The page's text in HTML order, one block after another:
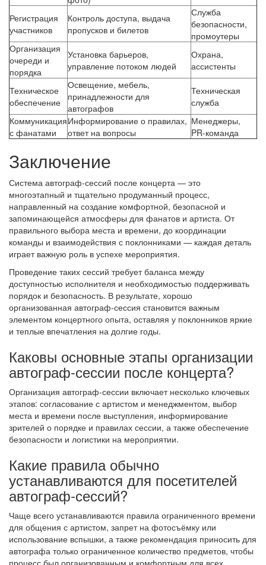
Регистрация
участников
Контроль доступа, выдача
пропусков и билетов
Служба
безопасности,
промоутеры
Организация
очереди и
порядка
Установка барьеров,
управление потоком людей
Охрана,
ассистенты
Техническое
обеспечение
Освещение, мебель,
принадлежности для
автографов
Техническая
служба
Коммуникация
с фанатами
Информирование о правилах,
ответ на вопросы
Менеджеры,
PR-команда
Заключение
Система автограф-сессий после концерта — это
многоэтапный и тщательно продуманный процесс,
направленный на создание комфортной, безопасной и
запоминающейся атмосферы для фанатов и артиста. От
правильного выбора места и времени, до координации
команды и взаимодействия с поклонниками — каждая деталь
играет важную роль в успехе мероприятия.
Проведение таких сессий требует баланса между
доступностью исполнителя и необходимостью поддерживать
порядок и безопасность. В результате, хорошо
организованная автограф-сессия становится важным
элементом концертного опыта, оставляя у поклонников яркие
и теплые впечатления на долгие годы.
Каковы основные этапы организации
автограф-сессии после концерта?
Организация автограф-сессии включает несколько ключевых
этапов: согласование с артистом и менеджментом, выбор
места и времени после выступления, информирование
зрителей о порядке и правилах сессии, а также обеспечение
безопасности и логистики на мероприятии.
Какие правила обычно
устанавливаются для посетителей
автограф-сессий?
Чаще всего устанавливаются правила ограниченного времени
для общения с артистом, запрет на фотосъёмку или
использование вспышки, а также рекомендация приносить для
автографа только ограниченное количество предметов, чтобы